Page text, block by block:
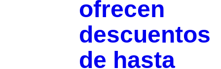
ofrecen
descuentos
de hasta